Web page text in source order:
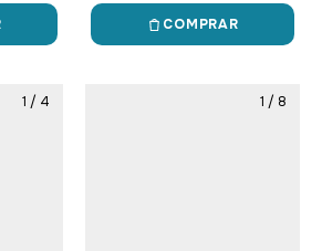
COMPRAR
1 / 4 1 / 8